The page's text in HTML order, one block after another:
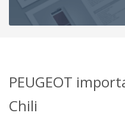
PEUGEOT
Chili